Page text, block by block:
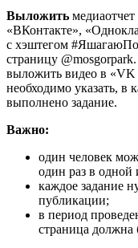
Выложить
«ВКонтакте»,
с хэштегом
страницу
выложить видео в
необходимо указать, в
выполнено задание.
Важно:
один человек
один раз в одной
каждое задание
публикации;
в период
страница должна